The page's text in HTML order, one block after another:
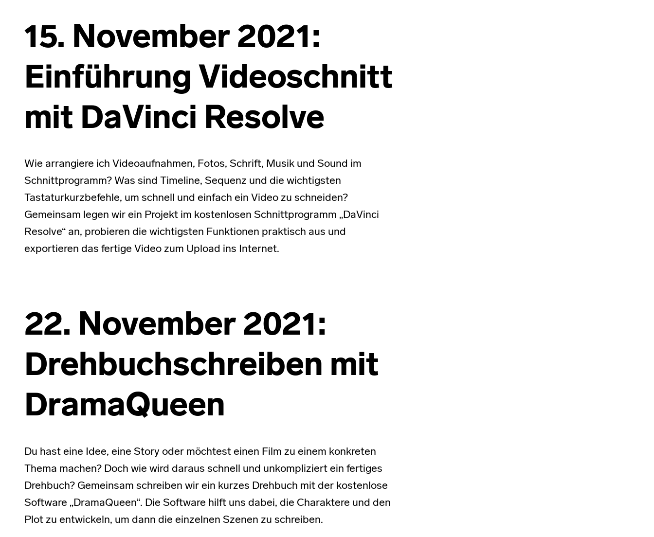
15. November 2021:
Einführung Videoschnitt
mit DaVinci Resolve
Wie arrangiere ich Videoaufnahmen, Fotos, Schrift, Musik und Sound im
Schnittprogramm? Was sind Timeline, Sequenz und die wichtigsten
Tastaturkurzbefehle, um schnell und einfach ein Video zu schneiden?
Gemeinsam legen wir ein Projekt im kostenlosen Schnittprogramm „DaVinci
Resolve“ an, probieren die wichtigsten Funktionen praktisch aus und
exportieren das fertige Video zum Upload ins Internet.
22. November 2021:
Drehbuchschreiben mit
DramaQueen
Du hast eine Idee, eine Story oder möchtest einen Film zu einem konkreten
Thema machen? Doch wie wird daraus schnell und unkompliziert ein fertiges
Drehbuch? Gemeinsam schreiben wir ein kurzes Drehbuch mit der kostenlose
Software „DramaQueen“. Die Software hilft uns dabei, die Charaktere und den
Plot zu entwickeln, um dann die einzelnen Szenen zu schreiben.